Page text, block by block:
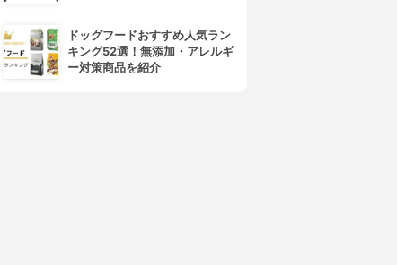
ドッグフードおすすめ人気ラン
キング52選！無添加・アレルギ
ー対策商品を紹介